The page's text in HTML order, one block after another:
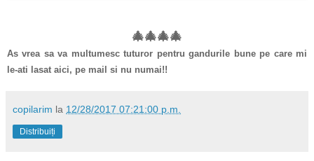
🎄🎄🎄🎄
As vrea sa va multumesc tuturor pentru gandurile bune pe care mi
le-ati lasat aici, pe mail si nu numai!!
copilarim la 12/28/2017 07:21:00 p.m.
Distribuiți